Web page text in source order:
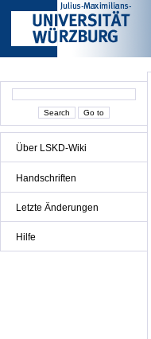
Über LSKD-Wiki
Handschriften
Letzte Änderungen
Hilfe